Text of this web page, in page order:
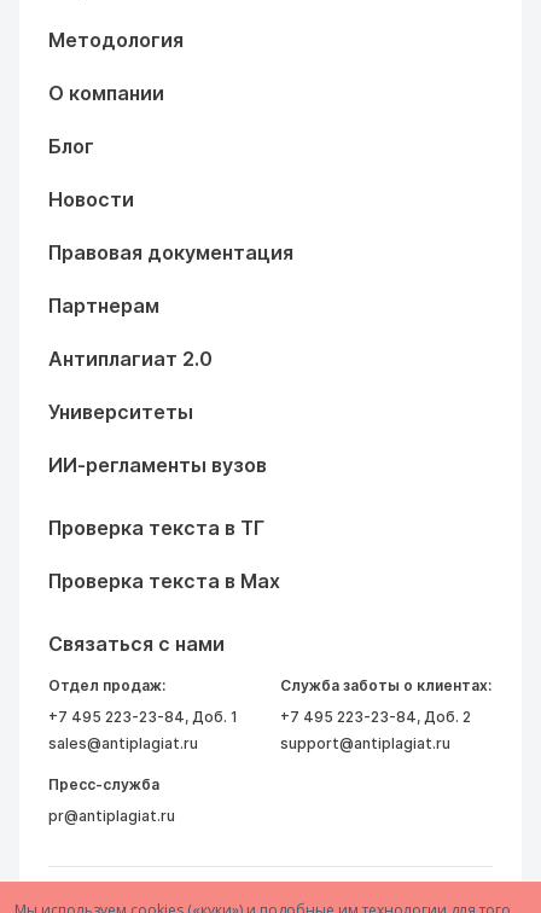
Методология
О компании
Блог
Новости
Правовая документация
Партнерам
Антиплагиат 2.0
Университеты
ИИ-регламенты вузов
Проверка текста в ТГ
Проверка текста в Max
Связаться с нами
Отдел продаж:
+7 495 223-23-84, Доб. 1
sales@antiplagiat.ru
Служба заботы о клиентах:
+7 495 223-23-84, Доб. 2
support@antiplagiat.ru
Пресс-служба
pr@antiplagiat.ru